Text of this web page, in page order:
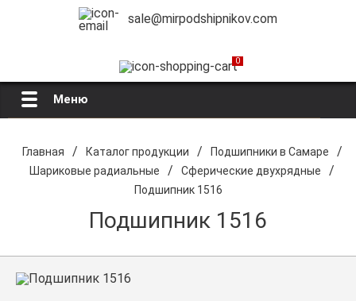
sale@mirpodshipnikov.com
0
Меню
О компании
Подшипники в Самаре
Контакты
Главная / Каталог продукции / Подшипники в Самаре /
Шариковые радиальные / Сферические двухрядные /
Подшипник 1516
Подшипник 1516